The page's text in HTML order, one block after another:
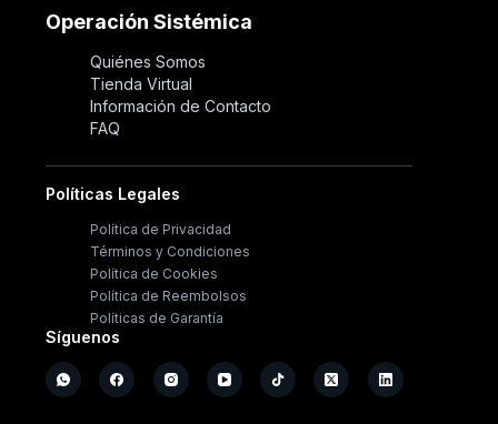
Operación Sistémica
Quiénes Somos
Tienda Virtual
Información de Contacto
FAQ
Políticas Legales
Política de Privacidad
Términos y Condiciones
Política de Cookies
Política de Reembolsos
Políticas de Garantía
Síguenos